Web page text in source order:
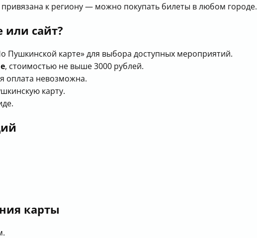
к региону — можно покупать билеты в любом городе.
или сайт?
Пушкинской карте» для выбора доступных мероприятий.
, стоимостью не выше 3000 рублей.
оплата невозможна.
карту.
карты